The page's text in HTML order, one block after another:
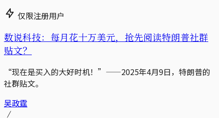
仅限注册用户
数说科技：每月花十万美元，抢先阅读特朗普社群
贴文？
“现在是买入的大好时机！”——2025年4月9日，特朗普的
社群贴文。
吴政霆